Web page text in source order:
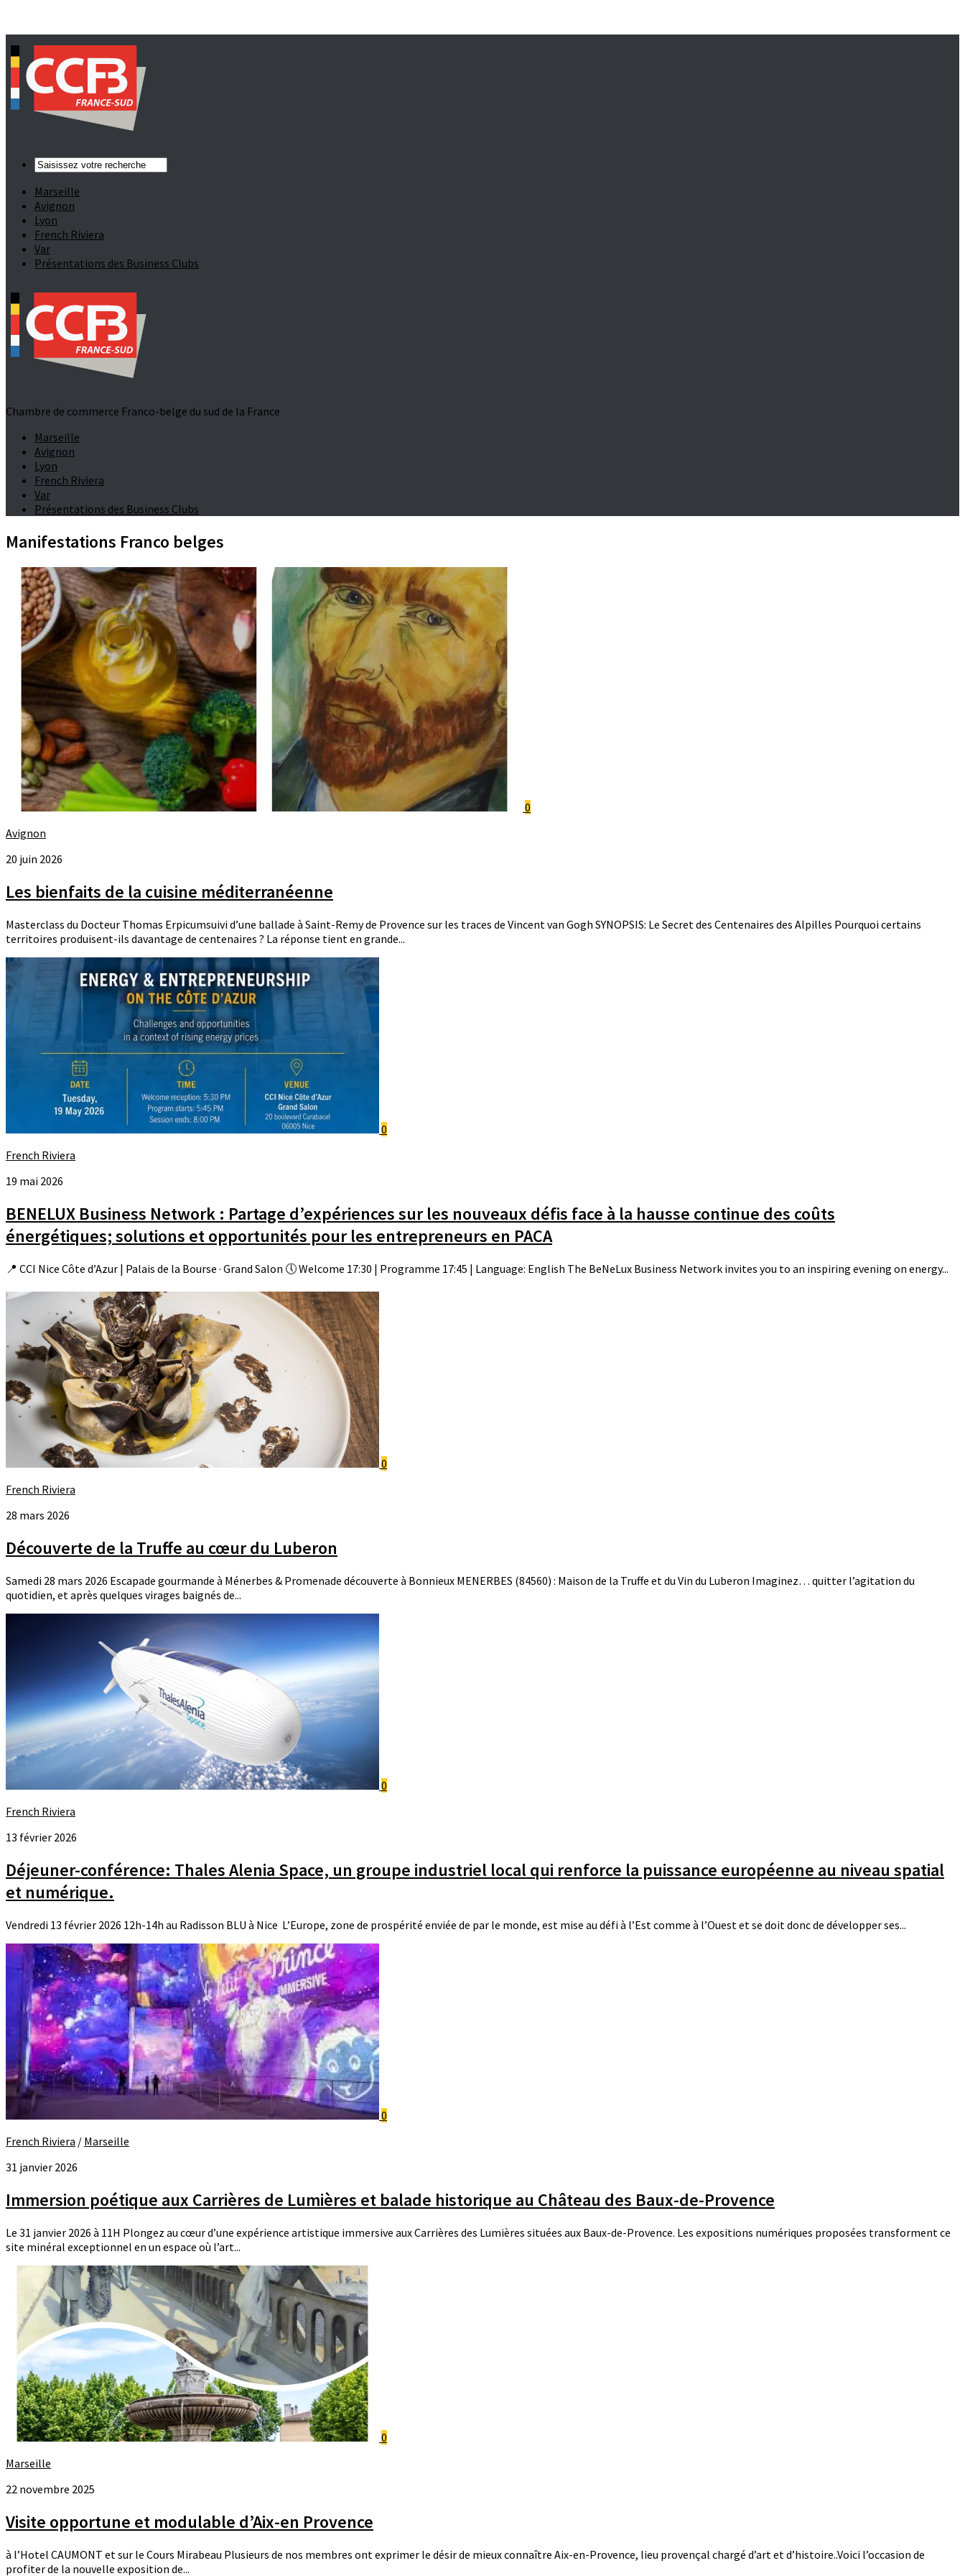
Marseille
Avignon
Lyon
French Riviera
Var
Présentations des Business Clubs
Chambre de commerce Franco-belge du sud de la France
Marseille
Avignon
Lyon
French Riviera
Var
Présentations des Business Clubs
Manifestations Franco belges
0
Avignon
20 juin 2026
Les bienfaits de la cuisine méditerranéenne
Masterclass du Docteur Thomas Erpicumsuivi d’une ballade à Saint-Remy de Provence sur les traces de Vincent van Gogh SYNOPSIS: Le Secret des Centenaires des Alpilles Pourquoi certains
territoires produisent-ils davantage de centenaires ? La réponse tient en grande...
0
French Riviera
19 mai 2026
BENELUX Business Network : Partage d’expériences sur les nouveaux défis face à la hausse continue des coûts
énergétiques; solutions et opportunités pour les entrepreneurs en PACA
📍 CCI Nice Côte d’Azur | Palais de la Bourse · Grand Salon 🕔 Welcome 17:30 | Programme 17:45 | Language: English The BeNeLux Business Network invites you to an inspiring evening on energy...
0
French Riviera
28 mars 2026
Découverte de la Truffe au cœur du Luberon
Samedi 28 mars 2026 Escapade gourmande à Ménerbes & Promenade découverte à Bonnieux MENERBES (84560) : Maison de la Truffe et du Vin du Luberon Imaginez… quitter l’agitation du
quotidien, et après quelques virages baignés de...
0
French Riviera
13 février 2026
Déjeuner-conférence: Thales Alenia Space, un groupe industriel local qui renforce la puissance européenne au niveau spatial
et numérique.
Vendredi 13 février 2026 12h-14h au Radisson BLU à Nice L’Europe, zone de prospérité enviée de par le monde, est mise au défi à l’Est comme à l’Ouest et se doit donc de développer ses...
0
French Riviera / Marseille
31 janvier 2026
Immersion poétique aux Carrières de Lumières et balade historique au Château des Baux-de-Provence
Le 31 janvier 2026 à 11H Plongez au cœur d’une expérience artistique immersive aux Carrières des Lumières situées aux Baux-de-Provence. Les expositions numériques proposées transforment ce
site minéral exceptionnel en un espace où l’art...
0
Marseille
22 novembre 2025
Visite opportune et modulable d’Aix-en Provence
à l’Hotel CAUMONT et sur le Cours Mirabeau Plusieurs de nos membres ont exprimer le désir de mieux connaître Aix-en-Provence, lieu provençal chargé d’art et d’histoire..Voici l’occasion de
profiter de la nouvelle exposition de...